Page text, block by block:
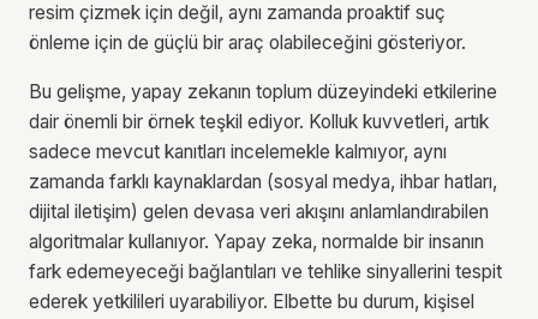
resim çizmek için değil, aynı zamanda proaktif suç
önleme için de güçlü bir araç olabileceğini gösteriyor.
Bu gelişme, yapay zekanın toplum düzeyindeki etkilerine
dair önemli bir örnek teşkil ediyor. Kolluk kuvvetleri, artık
sadece mevcut kanıtları incelemekle kalmıyor, aynı
zamanda farklı kaynaklardan (sosyal medya, ihbar hatları,
dijital iletişim) gelen devasa veri akışını anlamlandırabilen
algoritmalar kullanıyor. Yapay zeka, normalde bir insanın
fark edemeyeceği bağlantıları ve tehlike sinyallerini tespit
ederek yetkilileri uyarabiliyor. Elbette bu durum, kişisel